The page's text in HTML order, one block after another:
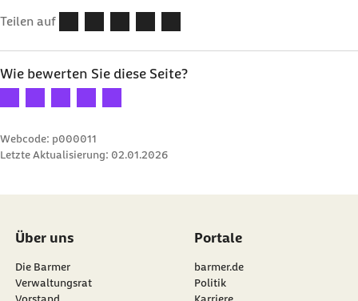
Teilen auf
Wie bewerten Sie diese Seite?
Ihre Bewertung: 1 Stern
Ihre Bewertung: 2 Sterne
Ihre Bewertung: 3 Sterne
Ihre Bewertung: 4 Sterne
Ihre Bewertung: 5 Sterne
Webcode: p000011
Letzte Aktualisierung: 02.01.2026
Über uns
Die Barmer
Verwaltungsrat
Portale
barmer.de
Politik